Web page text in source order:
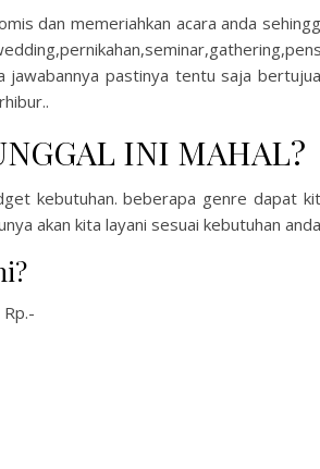
dan memeriahkan acara anda
jawabannya pastinya tentu saja
INI MAHAL?
kebutuhan. beberapa genre dapat
akan kita layani sesuai kebutuhan